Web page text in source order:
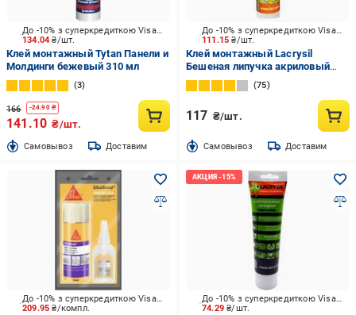
134.04₴/шт.
До -10% з суперкредиткою Visa Вигода
Клей монтажный Tytan Панели и
Молдинги бежевый 310 мл
3
166 -24.90₴
141.10 ₴/шт.
Cамовывоз Доставим
111.15₴/шт.
До -10% з суперкредиткою Visa Вигода
Клей монтажный Lacrysil
Бешеная липучка акриловый
белый 400 мл
75
117 ₴/шт.
Cамовывоз Доставим
209.95₴/компл.
До -10% з суперкредиткою Visa Вигода
74.29₴/шт.
До -10% з суперкредиткою Visa Вигода